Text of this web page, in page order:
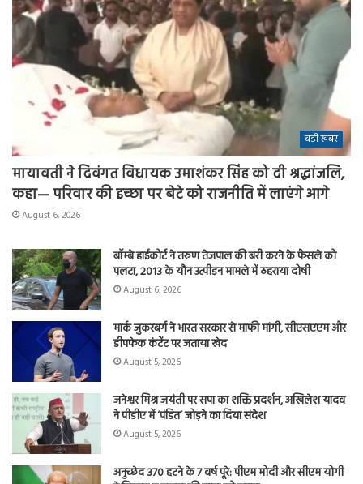
बड़ी खबर
मायावती ने दिवंगत विधायक उमाशंकर सिंह को दी श्रद्धांजलि,
कहा— परिवार की इच्छा पर बेटे को राजनीति में लाएंगे आगे
August 6, 2026
बॉम्बे हाईकोर्ट ने तरुण तेजपाल की बरी करने के फैसले को
पलटा, 2013 के यौन उत्पीड़न मामले में ठहराया दोषी
August 6, 2026
मार्क जुकरबर्ग ने भारत सरकार से माफी मांगी, सीएसएएम और
डीपफेक कंटेंट पर जताया खेद
August 5, 2026
जनेश्वर मिश्र जयंती पर सपा का शक्ति प्रदर्शन, अखिलेश यादव
ने पीडीए में ‘पंडित’ जोड़ने का दिया संदेश
August 5, 2026
अनुच्छेद 370 हटने के 7 वर्ष पूरे: पीएम मोदी और सीएम योगी